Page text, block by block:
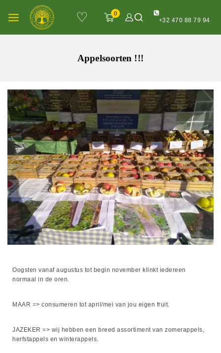
♡ 0
+32 470 88 79 94
Appelsoorten !!!
Oogsten vanaf augustus tot begin november klinkt iedereen
normaal in de oren.
MAAR => consumeren tot april/mei van jou eigen fruit.
JAZEKER => wij hebben een breed assortiment van zomerappels,
herfstappels en winterappels.